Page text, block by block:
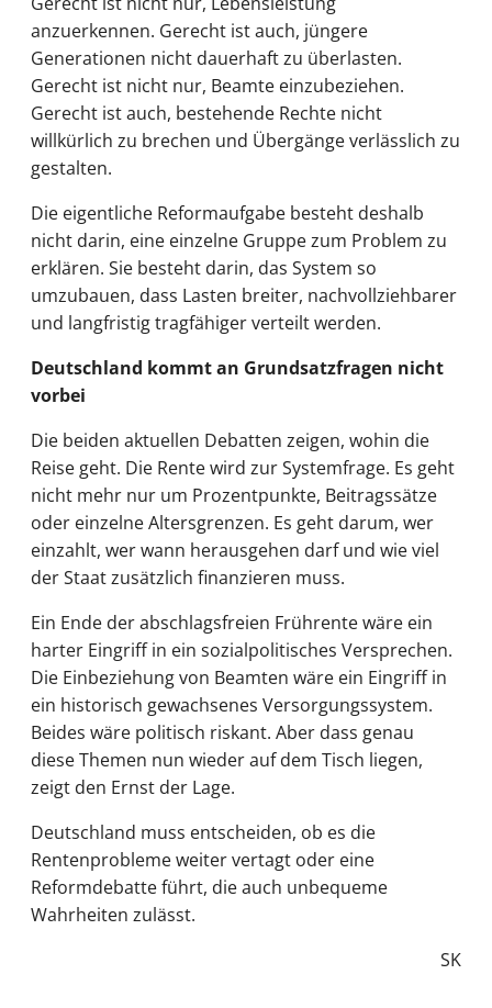
anzuerkennen. Gerecht ist auch, jüngere
Generationen nicht dauerhaft zu überlasten.
Gerecht ist nicht nur, Beamte einzubeziehen.
Gerecht ist auch, bestehende Rechte nicht
willkürlich zu brechen und Übergänge verlässlich zu
gestalten.
Die eigentliche Reformaufgabe besteht deshalb
nicht darin, eine einzelne Gruppe zum Problem zu
erklären. Sie besteht darin, das System so
umzubauen, dass Lasten breiter, nachvollziehbarer
und langfristig tragfähiger verteilt werden.
Deutschland kommt an Grundsatzfragen nicht
vorbei
Die beiden aktuellen Debatten zeigen, wohin die
Reise geht. Die Rente wird zur Systemfrage. Es geht
nicht mehr nur um Prozentpunkte, Beitragssätze
oder einzelne Altersgrenzen. Es geht darum, wer
einzahlt, wer wann herausgehen darf und wie viel
der Staat zusätzlich finanzieren muss.
Ein Ende der abschlagsfreien Frührente wäre ein
harter Eingriff in ein sozialpolitisches Versprechen.
Die Einbeziehung von Beamten wäre ein Eingriff in
ein historisch gewachsenes Versorgungssystem.
Beides wäre politisch riskant. Aber dass genau
diese Themen nun wieder auf dem Tisch liegen,
zeigt den Ernst der Lage.
Deutschland muss entscheiden, ob es die
Rentenprobleme weiter vertagt oder eine
Reformdebatte führt, die auch unbequeme
Wahrheiten zulässt.
SK